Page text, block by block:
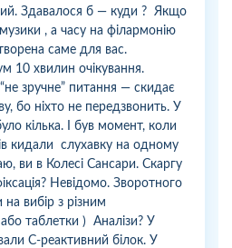
Здавалося б — куди ? Якщо
, а часу на філармонію
саме для вас.
10 хвилин очікування.
зручне” питання — скидає
бо ніхто не передзвонить. У
кілька. І був момент, коли
кидали слухавку на одному
ви в Колесі Сансари. Скаргу
Невідомо. Зворотного
на вибір з різним
таблетки ) Аналізи? У
С-реактивний білок. У